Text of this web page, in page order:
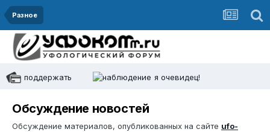
Разное
поддержать я очевидец!
Обсуждение новостей
Обсуждение материалов, опубликованных на сайте ufo-